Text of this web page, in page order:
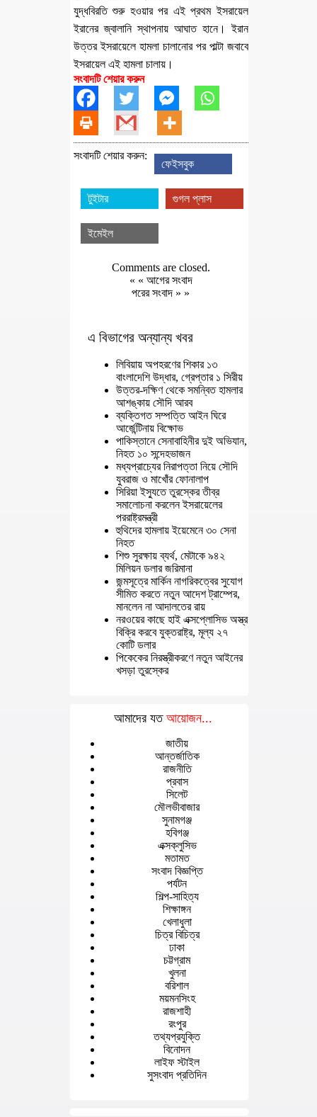
যুদ্ধবিরতি শুরু হওয়ার পর এই প্রথম ইসরায়েল
ইরানের জ্বালানি স্থাপনায় আঘাত হানে। ইরান
উত্তর ইসরায়েলে হামলা চালানোর পর পাল্টা জবাবে
ইসরায়েল এই হামলা চালায়।
সংবাদটি শেয়ার করুন
সংবাদটি শেয়ার করুন:
ফেইসবুক
টুইটার গুগল প্লাস
ইমেইল
Comments are closed.
« « আগের সংবাদ
পরের সংবাদ » »
এ বিভাগের অন্যান্য খবর
লিবিয়ায় অপহরণের শিকার ১৩
বাংলাদেশি উদ্ধার, গ্রেপ্তার ১ সিরীয়
উত্তর-দক্ষিণ থেকে সমন্বিত হামলার
আশঙ্কায় সৌদি আরব
ব্যক্তিগত সম্পত্তি আইন ঘিরে
আর্জেন্টিনায় বিক্ষোভ
পাকিস্তানে সেনাবাহিনীর দুই অভিযান,
নিহত ১০ সন্দেহভাজন
মধ্যপ্রাচ্যের নিরাপত্তা নিয়ে সৌদি
যুবরাজ ও মাখোঁর ফোনালাপ
সিরিয়া ইস্যুতে তুরস্কের তীব্র
সমালোচনা করলেন ইসরায়েলের
পররাষ্ট্রমন্ত্রী
হুথিদের হামলায় ইয়েমেনে ৩০ সেনা
নিহত
শিশু সুরক্ষায় ব্যর্থ, মেটাকে ৯৪২
মিলিয়ন ডলার জরিমানা
জন্মসূত্রে মার্কিন নাগরিকত্বের সুযোগ
সীমিত করতে নতুন আদেশ ট্রাম্পের,
মানলেন না আদালতের রায়
নরওয়ের কাছে হাই এক্সপ্লোসিভ অস্ত্র
বিক্রি করবে যুক্তরাষ্ট্র, মূল্য ২৭
কোটি ডলার
পিকেকের নিরস্ত্রীকরণে নতুন আইনের
খসড়া তুরস্কের
আমাদের যত আয়োজন...
জাতীয়
আন্তর্জাতিক
রাজনীতি
প্রবাস
সিলেট
মৌলভীবাজার
সুনামগঞ্জ
হবিগঞ্জ
এক্সক্লুসিভ
মতামত
সংবাদ বিজ্ঞপ্তি
পর্যটন
শিল্প-সাহিত্য
শিক্ষাঙ্গন
খেলাধুলা
চিত্র বিচিত্র
ঢাকা
চট্টগ্রাম
খুলনা
বরিশাল
ময়মনসিংহ
রাজশাহী
রংপুর
তথ্যপ্রযুক্তি
বিনোদন
লাইফ স্টাইল
সুসংবাদ প্রতিদিন